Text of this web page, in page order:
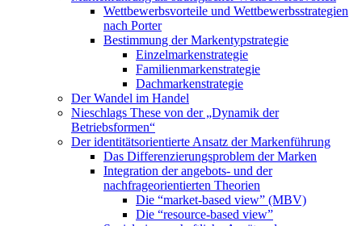
Wettbewerbsvorteile und Wettbewerbsstrategien
nach Porter
Bestimmung der Markentypstrategie
Einzelmarkenstrategie
Familienmarkenstrategie
Dachmarkenstrategie
Der Wandel im Handel
Nieschlags These von der „Dynamik der
Betriebsformen“
Der identitätsorientierte Ansatz der Markenführung
Das Differenzierungsproblem der Marken
Integration der angebots- und der
nachfrageorientierten Theorien
Die “market-based view” (MBV)
Die “resource-based view”